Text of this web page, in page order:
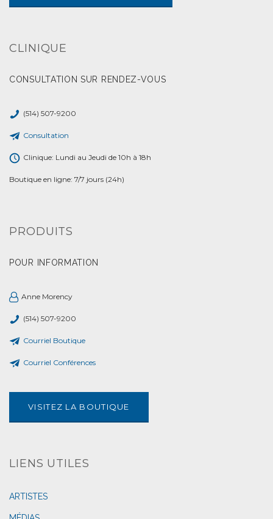
CLINIQUE
CONSULTATION SUR RENDEZ-VOUS
(514) 507-9200
Consultation
Clinique: Lundi au Jeudi de 10h à 18h
Boutique en ligne: 7/7 jours (24h)
PRODUITS
POUR INFORMATION
Anne Morency
(514) 507-9200
Courriel Boutique
Courriel Conférences
VISITEZ LA BOUTIQUE
LIENS UTILES
ARTISTES